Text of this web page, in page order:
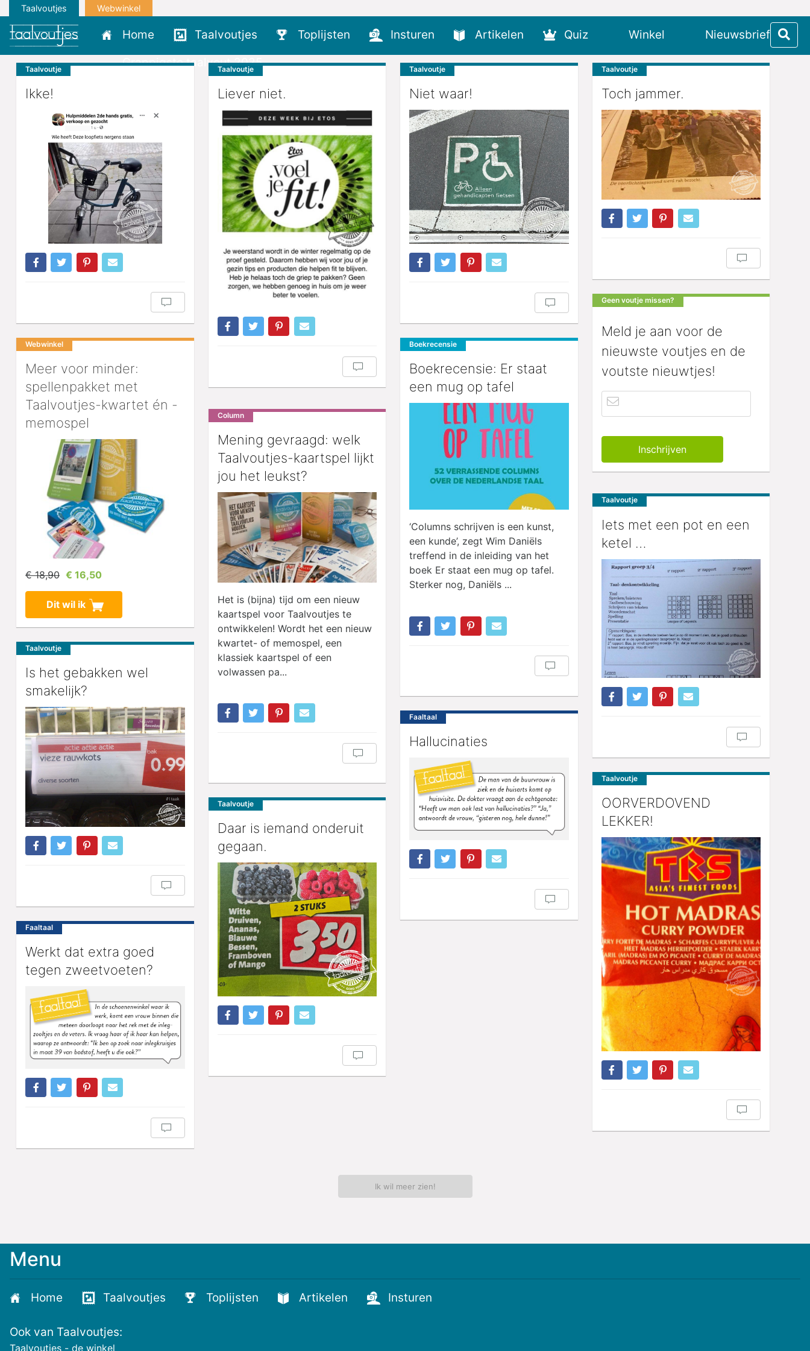
Taalvoutjes Webwinkel
Home Taalvoutjes Toplijsten Insturen Artikelen Quiz Winkel
Nieuwsbrief
Grappigste taalvout 2025
Taalvoutje
Ikke!
Taalvoutje
Liever niet.
Taalvoutje
Niet waar!
Taalvoutje
Toch jammer.
Geen voutje missen?
Meld je aan voor de
nieuwste voutjes en de
voutste nieuwtjes!
Webwinkel
Meer voor minder:
spellenpakket met
Taalvoutjes-kwartet én -
memospel
€ 18,90 € 16,50
Dit wil ik
Boekrecensie
Boekrecensie: Er staat
een mug op tafel
‘Columns schrijven is een kunst,
een kunde’, zegt Wim Daniëls
treffend in de inleiding van het
boek Er staat een mug op tafel.
Sterker nog, Daniëls ...
Column
Mening gevraagd: welk
Taalvoutjes-kaartspel lijkt
jou het leukst?
Het is (bijna) tijd om een nieuw
kaartspel voor Taalvoutjes te
ontwikkelen! Wordt het een nieuw
kwartet- of memospel, een
klassiek kaartspel of een
volwassen pa...
Taalvoutje
Iets met een pot en een
ketel …
Taalvoutje
Is het gebakken wel
smakelijk?
Faaltaal
Hallucinaties
Taalvoutje
OORVERDOVEND
LEKKER!
Taalvoutje
Daar is iemand onderuit
gegaan.
Faaltaal
Werkt dat extra goed
tegen zweetvoeten?
Ik wil meer zien!
Menu
Home Taalvoutjes Toplijsten Artikelen Insturen
Ook van Taalvoutjes:
Taalvoutjes - de winkel